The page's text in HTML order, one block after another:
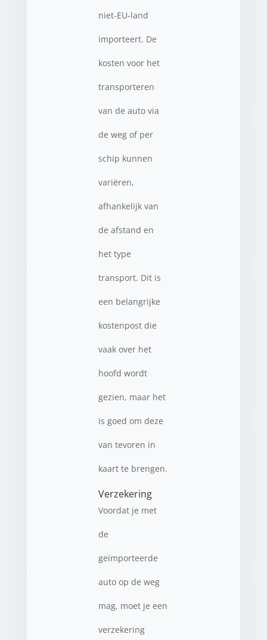
niet-EU-land
importeert. De
kosten voor het
transporteren
van de auto via
de weg of per
schip kunnen
variëren,
afhankelijk van
de afstand en
het type
transport. Dit is
een belangrijke
kostenpost die
vaak over het
hoofd wordt
gezien, maar het
is goed om deze
van tevoren in
kaart te brengen.
Verzekering
Voordat je met
de
geïmporteerde
auto op de weg
mag, moet je een
verzekering